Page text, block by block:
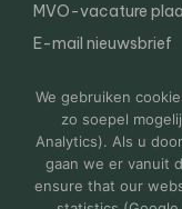
MVO-vacature
E-mail nieuwsbrief
© 2000-2026 Van
Privacy
We gebruiken
zo soepel
Analytics). Als u
gaan we er vanuit
ensure that our